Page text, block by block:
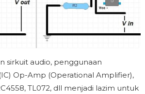
sirkuit audio, penggunaan
Op-Amp (Operational Amplifier),
TL072, dll menjadi lazim untuk